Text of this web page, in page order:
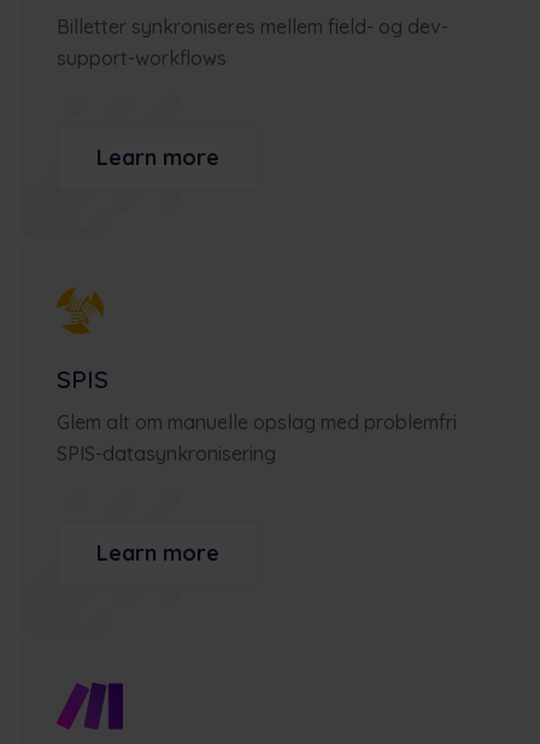
Billetter synkroniseres mellem field- og dev-
support-workflows
Learn more
SPIS
Glem alt om manuelle opslag med problemfri
SPIS-datasynkronisering
Learn more